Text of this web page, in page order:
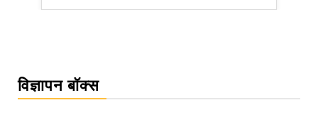
विज्ञापन बॉक्स